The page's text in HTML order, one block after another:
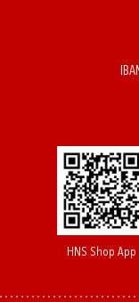
HNS Shop App